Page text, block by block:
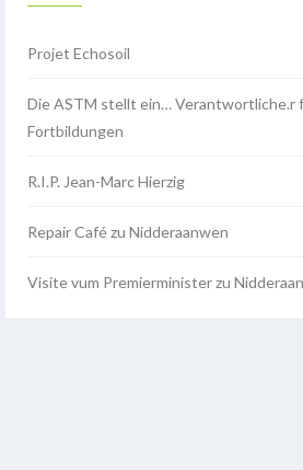
Projet Echosoil
Die ASTM stellt ein… Verantwortliche.r
Fortbildungen
R.I.P. Jean-Marc Hierzig
Repair Café zu Nidderaanwen
Visite vum Premierminister zu